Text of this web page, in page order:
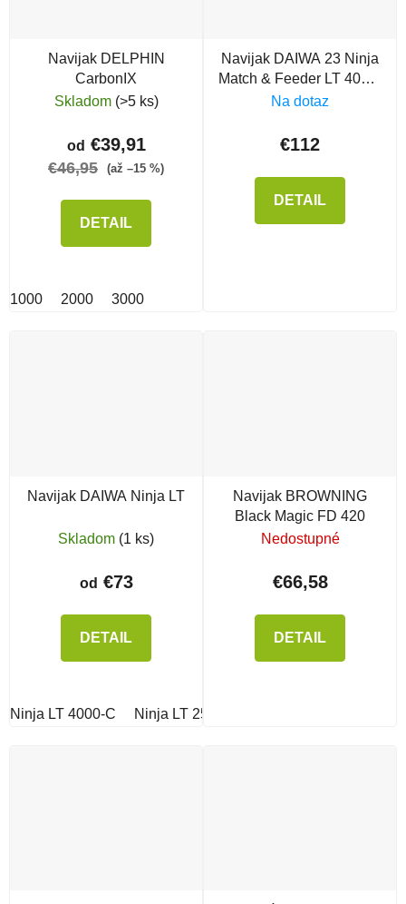
Navijak DELPHIN
CarbonIX
Skladom (>5 ks)
od €39,91
€46,95 (až –15 %)
DETAIL
1000 2000 3000
Navijak DAIWA 23 Ninja
Match & Feeder LT 4000-
C
Na dotaz
€112
DETAIL
Navijak DAIWA Ninja LT
Skladom (1 ks)
od €73
DETAIL
Ninja LT 4000-C Ninja LT 2500-XH
Navijak BROWNING
Black Magic FD 420
Nedostupné
€66,58
DETAIL